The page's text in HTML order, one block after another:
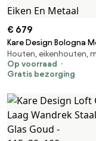
€ 679
Kare Design Bologna
Vakkenkast Eiken En
Houten, eikenhouten,
Op voorraad
Gratis bezorging